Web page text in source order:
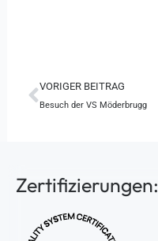
Zurück
VORIGER BEITRAG
Besuch der VS Möderbrugg
Zertifizierungen: